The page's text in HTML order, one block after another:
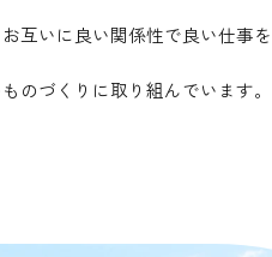
互いに良い関係性で良い仕事を
のづくりに取り組んでいます。